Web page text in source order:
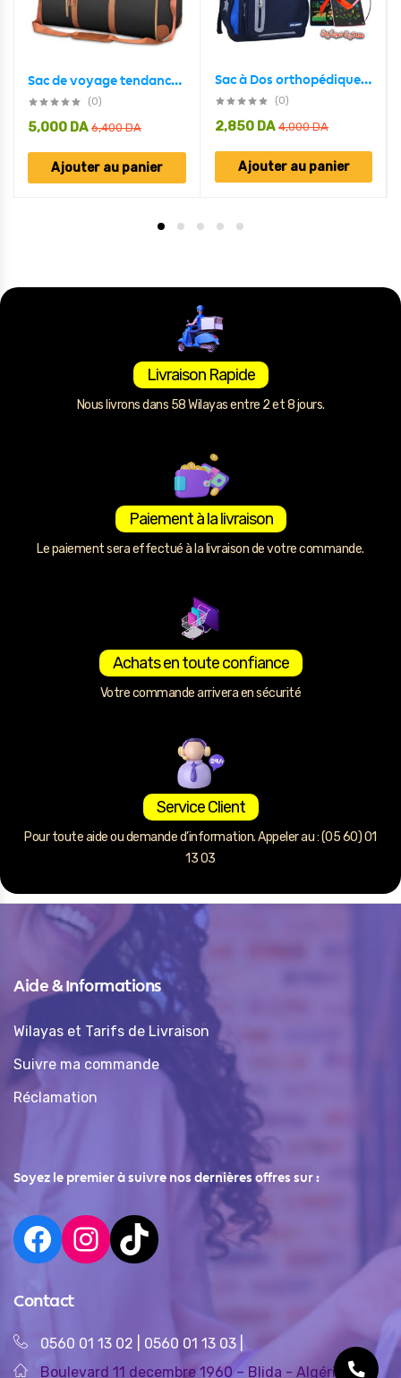
Sac de voyage tendance en PU Grand Capacité et Pliable
(0)
6,400DA
5,000 DA
Ajouter au panier
Sac à Dos orthopédique d’école primaire et Tablet LCD pour Enfants Cadeau – Bleu
(0)
4,000DA
2,850 DA
Ajouter au panier
Livraison Rapide
Nous livrons dans 58 Wilayas entre 2 et 8 jours.
Paiement à la livraison
Le paiement sera effectué à la livraison de votre commande.
Achats en toute confiance
Votre commande arrivera en sécurité
Service Client
Pour toute aide ou demande d’information. Appeler au : (05 60) 01
13 03
Aide & Informations
Wilayas et Tarifs de Livraison
Suivre ma commande
Réclamation
Soyez le premier à suivre nos dernières offres sur :
Contact
0560 01 13 02 0560 01 13 03
Boulevard 11 decembre 1960 – Blida - Algérie